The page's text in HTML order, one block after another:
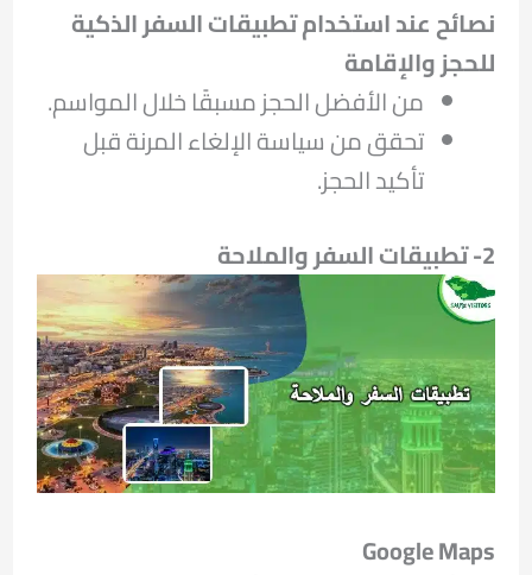
نصائح عند استخدام تطبيقات السفر الذكية
للحجز والإقامة
من الأفضل الحجز مسبقًا خلال المواسم.
تحقق من سياسة الإلغاء المرنة قبل
تأكيد الحجز.
2- تطبيقات السفر والملاحة
Google Maps